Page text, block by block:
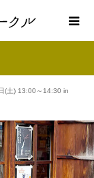
(土) 13:00～14:30 in